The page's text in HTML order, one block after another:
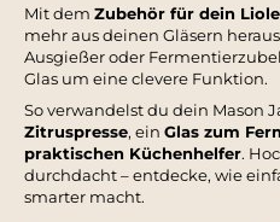
Mit dem Zubehör für dein
mehr aus deinen Gläsern
Ausgießer oder
Glas um eine clevere Funktion.
So verwandelst du dein Mason
Zitruspresse, ein Glas zum
praktischen Küchenhelfer.
durchdacht – entdecke, wie
smarter macht.